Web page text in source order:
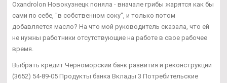
Oxandrolon Новокузнецк поняла - вначале грибы жарятся как бы
сами по себе, "в собственном соку", и только потом
добавляется масло? На что мой руководитель сказала, что ей
не нужны работники отсутствующие на работе в свое рабочее
время.
Выбрать кредит Черноморский банк развития и реконструкции
(3652) 54-89-05 Продукты банка Вклады 3 Потребительские